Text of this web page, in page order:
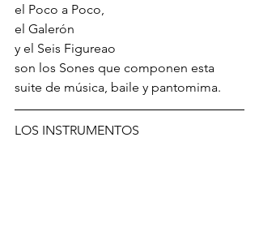
el Poco a Poco,
el Galerón
y el Seis Figureao
son los Sones que componen esta
suite de música, baile y pantomima.
LOS INSTRUMENTOS